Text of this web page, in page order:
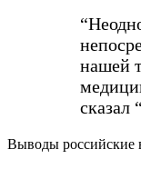
нашей
сказал
Выводы российские